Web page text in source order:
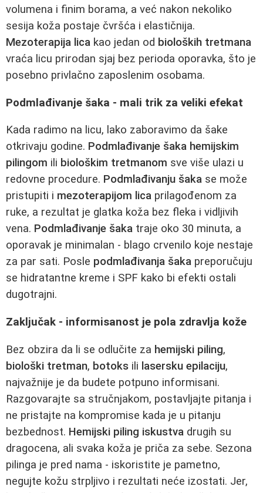
volumena i finim borama, a već nakon nekoliko
sesija koža postaje čvršća i elastičnija.
Mezoterapija lica kao jedan od bioloških tretmana
vraća licu prirodan sjaj bez perioda oporavka, što je
posebno privlačno zaposlenim osobama.
Podmlađivanje šaka - mali trik za veliki efekat
Kada radimo na licu, lako zaboravimo da šake
otkrivaju godine. Podmlađivanje šaka hemijskim
pilingom ili biološkim tretmanom sve više ulazi u
redovne procedure. Podmlađivanju šaka se može
pristupiti i mezoterapijom lica prilagođenom za
ruke, a rezultat je glatka koža bez fleka i vidljivih
vena. Podmlađivanje šaka traje oko 30 minuta, a
oporavak je minimalan - blago crvenilo koje nestaje
za par sati. Posle podmlađivanja šaka preporučuju
se hidratantne kreme i SPF kako bi efekti ostali
dugotrajni.
Zaključak - informisanost je pola zdravlja kože
Bez obzira da li se odlučite za hemijski piling,
biološki tretman, botoks ili lasersku epilaciju,
najvažnije je da budete potpuno informisani.
Razgovarajte sa stručnjakom, postavljajte pitanja i
ne pristajte na kompromise kada je u pitanju
bezbednost. Hemijski piling iskustva drugih su
dragocena, ali svaka koža je priča za sebe. Sezona
pilinga je pred nama - iskoristite je pametno,
negujte kožu strpljivo i rezultati neće izostati. Jer,